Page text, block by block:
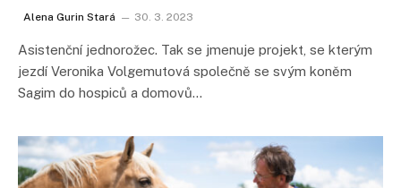
Alena Gurin Stará 30. 3. 2023
Asistenční jednorožec. Tak se jmenuje projekt, se kterým
jezdí Veronika Volgemutová společně se svým koněm
Sagim do hospiců a domovů…